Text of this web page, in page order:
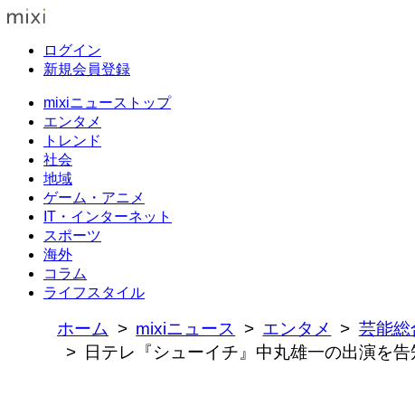
ログイン
新規会員登録
mixiニューストップ
エンタメ
トレンド
社会
地域
ゲーム・アニメ
IT・インターネット
スポーツ
海外
コラム
ライフスタイル
ホーム mixiニュース エンタメ
芸能総
日テレ『シューイチ』中丸雄一の出演を